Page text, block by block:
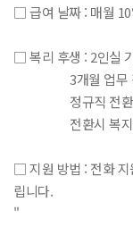
□ 급여 날짜 : 매월
□ 복리 후생 : 2인실
3개월 업무 평가
정규직 전환
전환시 복지혜택
□ 지원 방법 : 전화
립니다.
"